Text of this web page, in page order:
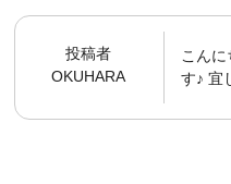
投稿者
OKUHARA
こん
す♪ 宜